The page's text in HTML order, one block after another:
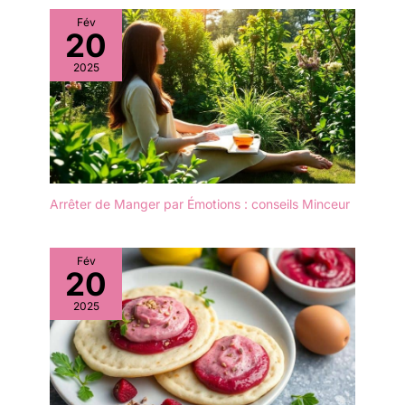
noyau en acier inoxydable
intégré rend ce pinceau
cuisine silicone
parfaitement assemblé,
garantissant que la tête ne
se détache jamais. Son
design monobloc permet
une meilleure répartition de
la pression, facilitant le
uniforme des huiles ou
rincer rapidement: Le
matériau en silicone
empêche l'accumulation
d'huile et est compatible
avec le lave-vaisselle,
garantissant un nettoyage
sans effort. Il suffit de le
suspendre pour le sécher –
il reste propre et sec
et augmentent
l'efficacité. Rendez votre
confusion lisse.
Badigeonner le boeuf de
sauce? Huile d'arachide
ou de noix de coco sur
des rouleaux de levure?
Oui, nos pinceaux de
cuisson en silicone sont
prêts. Design monobloc
amélioré : la tête de
détachera jamais de la
poignée lorsque vous les
brossez et les nettoyez.
Il n'héberge pas de
bactéries et est moins
sujet aux taches. Vous
ne serez jamais en colère
contre la nourriture. La
Fév
20
2025
Arrêter de Manger par Émotions : conseils Minceur
Fév
20
2025